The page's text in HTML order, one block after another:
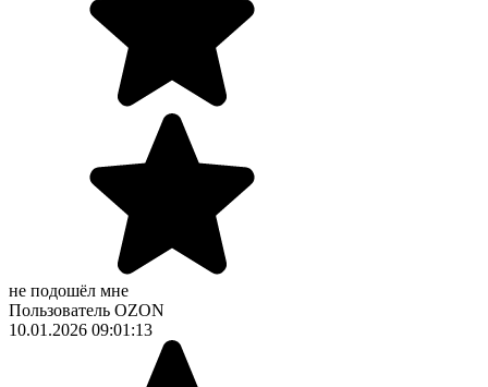
не подошёл мне
Пользователь OZON
10.01.2026 09:01:13